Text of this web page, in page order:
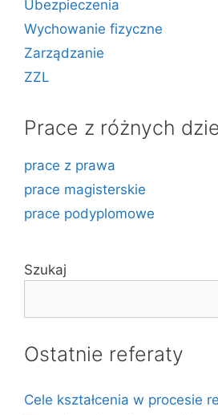
Ubezpieczenia
Wychowanie fizyczne
Zarządzanie
ZZL
Prace z różnych
prace z prawa
prace magisterskie
prace podyplomowe
Szukaj
Ostatnie referaty
Cele kształcenia w procesie